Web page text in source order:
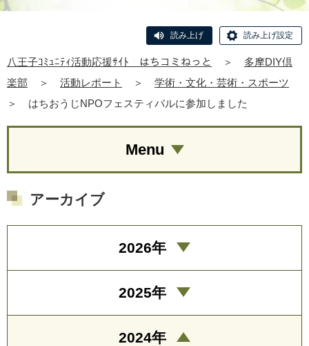
読み上げ 読み上げ設定
八王子ｺﾐｭﾆﾃｨ活動応援ｻｲﾄ はちコミねっと ＞
多摩DIY倶
楽部
＞ 活動レポート ＞
学術・文化・芸術・スポーツ
＞
はちおうじNPOフェスティバルに参加しました
Menu
アーカイブ
2026年
2025年
2024年